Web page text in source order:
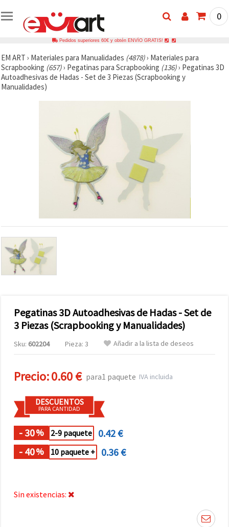
0
Pedidos superiores 60€ y obtén ENVÍO GRATIS!
EM ART › Materiales para Manualidades (4878)› Materiales para
Scrapbooking (657)› Pegatinas para Scrapbooking (136)› Pegatinas 3D
Autoadhesivas de Hadas - Set de 3 Piezas (Scrapbooking y
Manualidades)
Pegatinas 3D Autoadhesivas de Hadas - Set de
3 Piezas (Scrapbooking y Manualidades)
Sku: 602204 Pieza: 3 Añadir a la lista de deseos
Precio:0.60 € para1 paquete IVA incluida
DESCUENTOS
PARA CANTIDAD
- 30% 2-9 paquete
0.42 €
- 40% 10 paquete + 0.36 €
Sin existencias: